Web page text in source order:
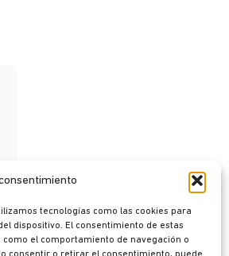
tecnologías como las cookies para
dispositivo. El consentimiento de estas
el comportamiento de navegación o